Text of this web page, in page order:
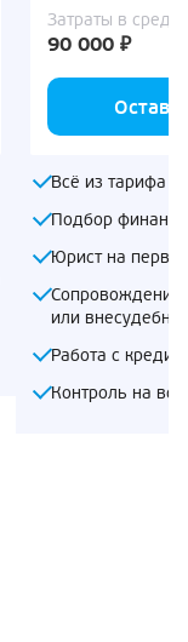
Затраты в
90 000 ₽
Всё из тарифа
Подбор
Юрист на
Сопровождение
или
Работа с
Контроль на